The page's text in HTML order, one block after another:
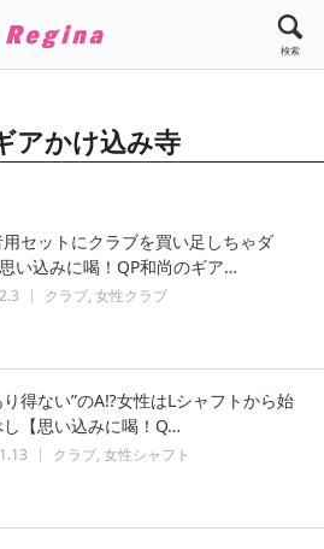
検索
アかけ込み寺
セットにクラブを買い足しちゃダ
い込みに喝！QP和尚のギア…
クラブ 女性クラブ
り得ない”のA⁉女性はLシャフトから始
【思い込みに喝！Q…
クラブ 女性シャフト